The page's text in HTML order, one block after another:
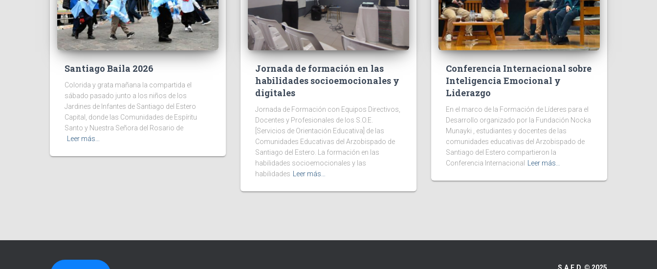
Santiago Baila 2026
Colorida y grata mañana la compartida el
sábado pasado junto a los niños de los
Jardines de Infantes de Santiago del Estero
Capital, donde las Comunidades de Espíritu
Santo y Nuestra Señora del Rosario de
Leer más…
Jornada de formación en las
habilidades socioemocionales y
digitales
Jornada de Formación con Equipos Directivos,
Docentes y Profesionales de los S.O.E.
[Servicios de Orientación Educativa] de las
Comunidades Educativas del Arzobispado de
Santiago del Estero. La formación en las
habilidades socioemocionales y las
habilidades
Leer más…
Conferencia Internacional sobre
Inteligencia Emocional y
Liderazgo
En el marco de la Formación de Líderes para el
Desarrollo organizado por la Fundación Nocka
Munayki , estudiantes y docentes de las
comunidades educativas del Arzobispado de
Santiago del Estero compartieron la
Conferencia Internacional
Leer más…